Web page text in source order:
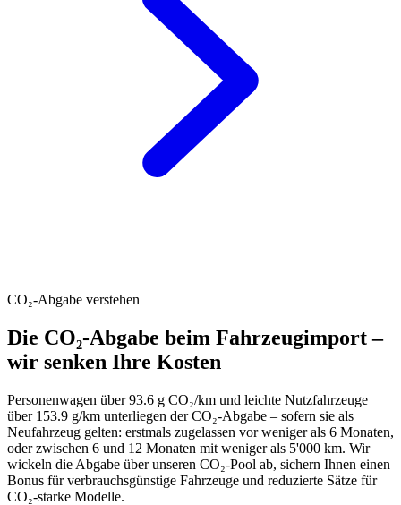
CO₂-Abgabe verstehen
Die CO₂-Abgabe beim Fahrzeugimport –
wir senken Ihre Kosten
Personenwagen über 93.6 g CO₂/km und leichte Nutzfahrzeuge
über 153.9 g/km unterliegen der CO₂-Abgabe – sofern sie als
Neufahrzeug gelten: erstmals zugelassen vor weniger als 6 Monaten,
oder zwischen 6 und 12 Monaten mit weniger als 5'000 km. Wir
wickeln die Abgabe über unseren CO₂-Pool ab, sichern Ihnen einen
Bonus für verbrauchsgünstige Fahrzeuge und reduzierte Sätze für
CO₂-starke Modelle.